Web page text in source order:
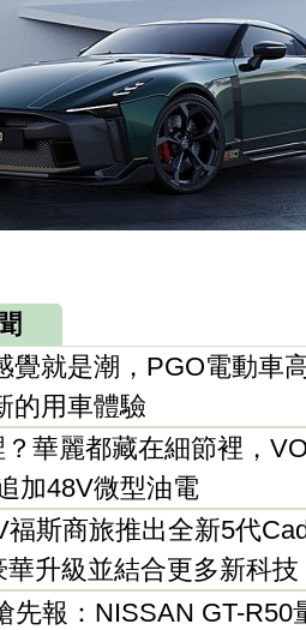
覺就是潮，PGO電動車
的用車體驗
華麗都藏在細節裡，
加48V微型油電
福斯商旅推出全新5代
華升級並結合更多新科技
先報：NISSAN GT-R50